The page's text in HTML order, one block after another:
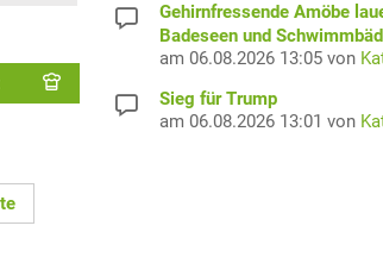
Gehirnfressende Amöbe
Badeseen und
am 06.08.2026 13:05 von
Sieg für Trump
am 06.08.2026 13:01 von